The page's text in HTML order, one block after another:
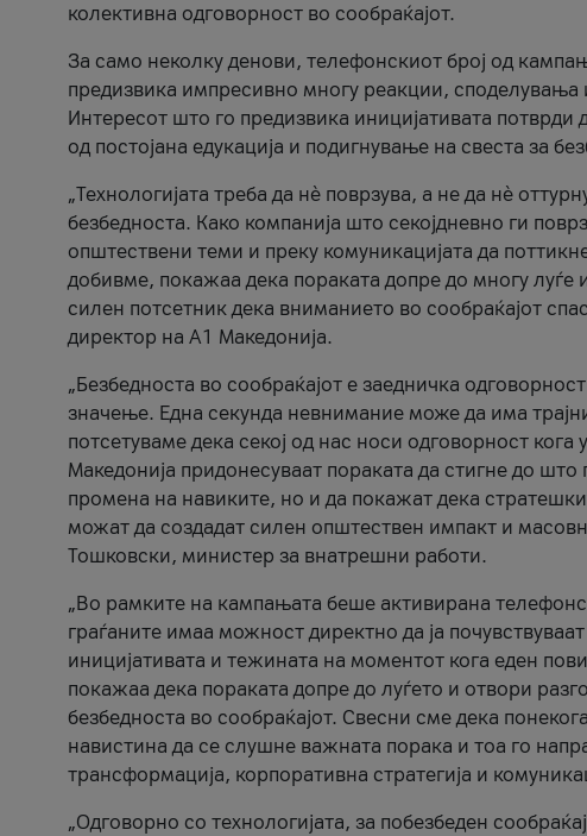
колективна одговорност во сообраќајот.
За само неколку денови, телефонскиот број од
предизвика импресивно многу реакции,
Интересот што го предизвика иницијативата потврди
од постојана едукација и подигнување на свеста за
„Технологијата треба да нè поврзува, а не да нè
безбедноста. Како компанија што секојдневно ги
општествени теми и преку комуникацијата да
добивме, покажаа дека пораката допре до многу
силен потсетник дека вниманието во сообраќајот
директор на А1 Македонија.
„Безбедноста во сообраќајот е заедничка
значење. Една секунда невнимание може да има
потсетуваме дека секој од нас носи одговорност
Македонија придонесуваат пораката да стигне до
промена на навиките, но и да покажат дека
можат да создадат силен општествен импакт и
Тошковски, министер за внатрешни работи.
„Во рамките на кампањата беше активирана
граѓаните имаа можност директно да ја
иницијативата и тежината на моментот кога еден
покажаа дека пораката допре до луѓето и отвори
безбедноста во сообраќајот. Свесни сме дека
навистина да се слушне важната порака и тоа го
трансформација, корпоративна стратегија и
„Одговорно со технологијата, за побезбеден